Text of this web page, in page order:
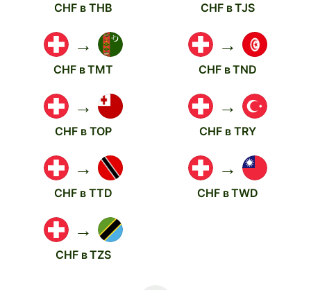
CHF в THB CHF в TJS
→
CHF в TMT
→
CHF в TND
→
CHF в TOP
→
CHF в TRY
→
CHF в TTD
→
CHF в TWD
→
CHF в TZS